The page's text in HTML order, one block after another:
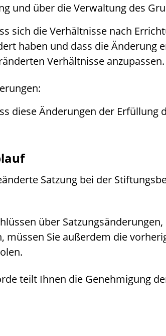
und über die Verwaltung des
sich die Verhältnisse nach
haben und dass die Änderung
Verhältnisse anzupassen.
diese Änderungen der Erfüllung
Satzung bei der
über
müssen Sie außerdem die
teilt Ihnen die Genehmigung